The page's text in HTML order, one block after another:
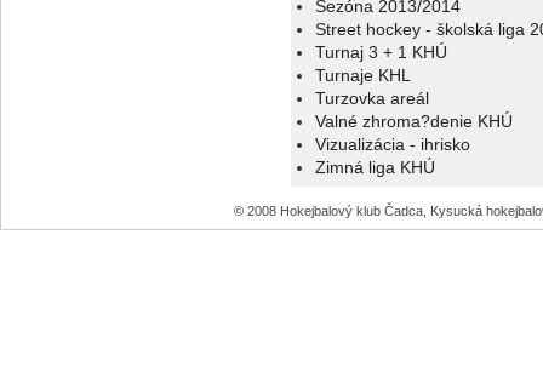
Sezóna 2013/2014
Street hockey - školská liga
Turnaj 3 + 1 KHÚ
Turnaje KHL
Turzovka areál
Valné zhroma?denie KHÚ
Vizualizácia - ihrisko
Zimná liga KHÚ
© 2008 Hokejbalový klub Čadca, Kysucká